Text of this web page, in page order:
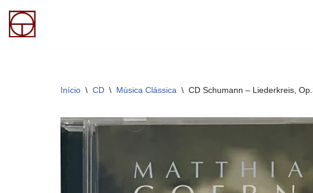
Pular
Início \ CD \ Música Clássica \ CD Schumann – Liederkreis,